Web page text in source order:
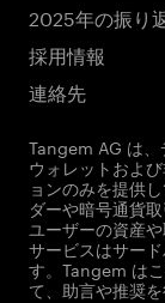
2025年の振り
採用情報
連絡先
Tangem AG は、
ウォレットおよ
ョンのみを提供
ダーや暗号通貨
ユーザーの資産
サービスはサー
す。Tangem は
て、助言や推奨を